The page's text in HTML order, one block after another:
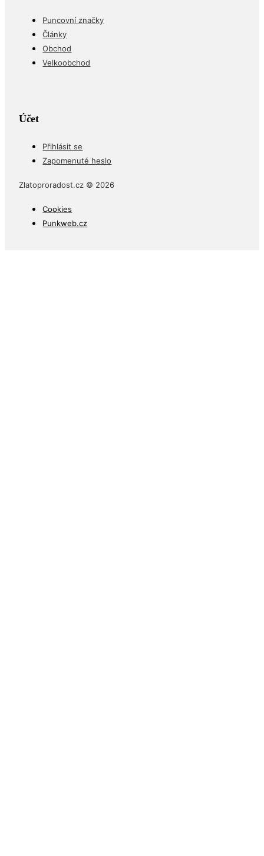
Puncovní značky
Články
Obchod
Velkoobchod
Účet
Přihlásit se
Zapomenuté heslo
Zlatoproradost.cz © 2026
Cookies
Punkweb.cz